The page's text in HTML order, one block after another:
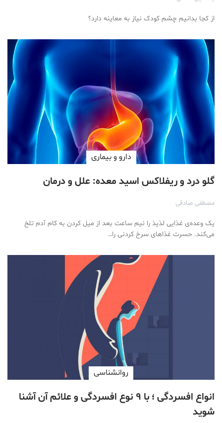
از کجا بدانیم چشم کودک نیاز به معاینه‌ دارد؟
دارو‌ و بیماری
گلو درد و ریفلاکس اسید معده: علل و درمان
مصطفی صادقی
یک وعده‌ی غذایی لذیذ را نیم ساعت بعد از میل کردن به کام آدم تلخ
می‌کند. حسرت غذاهای سرخ کردنی را…
روانشناسی
انواع افسردگی ؛ با ۹ نوع افسردگی و علائم آن آشنا
شوید